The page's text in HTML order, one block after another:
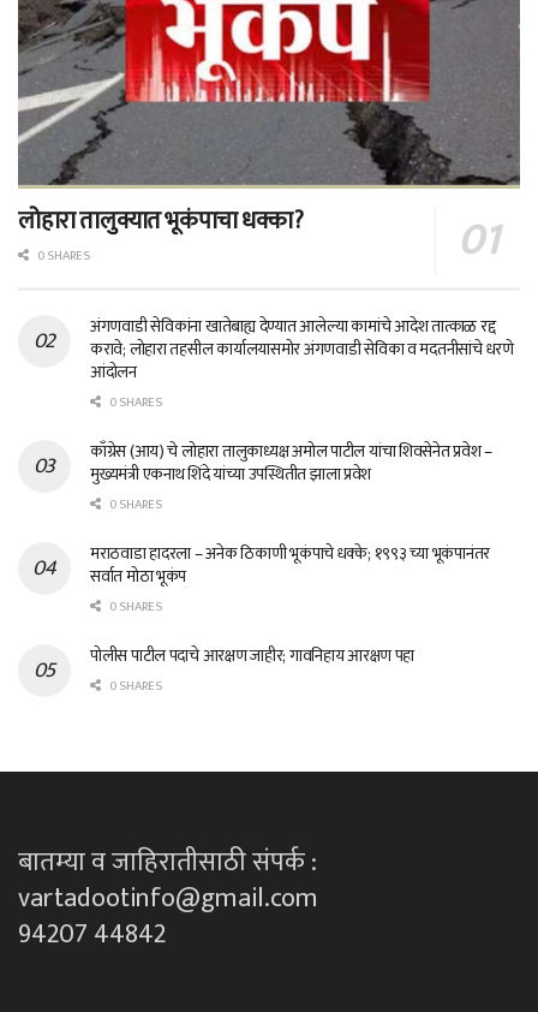
लोहारा तालुक्यात भूकंपाचा धक्का?
0 SHARES
अंगणवाडी सेविकांना खातेबाह्य देण्यात आलेल्या कामांचे आदेश तात्काळ रद्द
करावे; लोहारा तहसील कार्यालयासमोर अंगणवाडी सेविका व मदतनीसांचे धरणे
आंदोलन
0 SHARES
काँग्रेस (आय) चे लोहारा तालुकाध्यक्ष अमोल पाटील यांचा शिवसेनेत प्रवेश –
मुख्यमंत्री एकनाथ शिंदे यांच्या उपस्थितीत झाला प्रवेश
0 SHARES
मराठवाडा हादरला – अनेक ठिकाणी भूकंपाचे धक्के; १९९३ च्या भूकंपानंतर
सर्वात मोठा भूकंप
0 SHARES
पोलीस पाटील पदाचे आरक्षण जाहीर; गावनिहाय आरक्षण पहा
0 SHARES
बातम्या व जाहिरातीसाठी संपर्क :
vartadootinfo@gmail.com
94207 44842